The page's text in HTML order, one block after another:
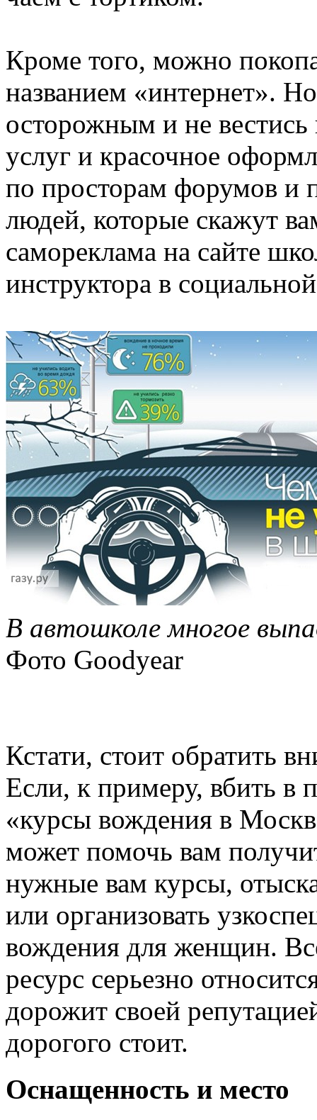
Кроме того, можно
названием «интернет».
осторожным и не вестись
услуг и красочное
по просторам форумов и
людей, которые скажут
самореклама на сайте
инструктора в
В автошколе многое
Фото Goodyear
Кстати, стоит обратить
Если, к примеру, вбить в
«курсы вождения в
может помочь вам
нужные вам курсы,
или организовать
вождения для женщин.
ресурс серьезно
дорожит своей
дорогого стоит.
Оснащенность и место